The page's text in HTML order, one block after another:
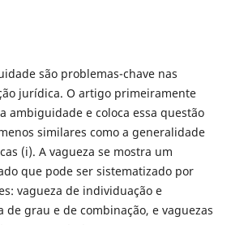
são problemas-chave nas
jurídica. O artigo primeiramente
ambiguidade e coloca essa questão
similares como a generalidade
(i). A vagueza se mostra um
que pode ser sistematizado por
vagueza de individuação e
de grau e de combinação, e vaguezas